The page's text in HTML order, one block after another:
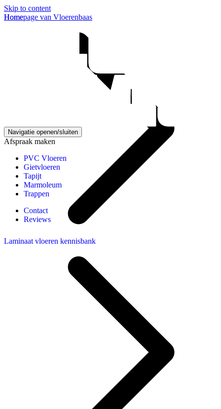
Skip to content
Homepage van Vloerenbaas
Navigatie openen/sluiten
Afspraak maken
PVC Vloeren
Gietvloeren
Tapijt
Marmoleum
Trappen
Contact
Reviews
Home
Laminaat vloeren kennisbank